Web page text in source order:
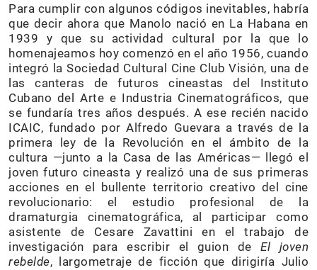
Para cumplir con algunos códigos inevitables, habría
que decir ahora que Manolo nació en La Habana en
1939 y que su actividad cultural por la que lo
homenajeamos hoy comenzó en el año 1956, cuando
integró la Sociedad Cultural Cine Club Visión, una de
las canteras de futuros cineastas del Instituto
Cubano del Arte e Industria Cinematográficos, que
se fundaría tres años después. A ese recién nacido
ICAIC, fundado por Alfredo Guevara a través de la
primera ley de la Revolución en el ámbito de la
cultura —junto a la Casa de las Américas— llegó el
joven futuro cineasta y realizó una de sus primeras
acciones en el bullente territorio creativo del cine
revolucionario: el estudio profesional de la
dramaturgia cinematográfica, al participar como
asistente de Cesare Zavattini en el trabajo de
investigación para escribir el guion deEl joven
rebelde, largometraje de ficción que dirigiría Julio